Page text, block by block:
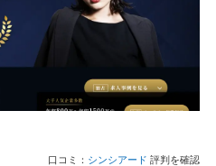
口コミ： シンシアード 評判を確認